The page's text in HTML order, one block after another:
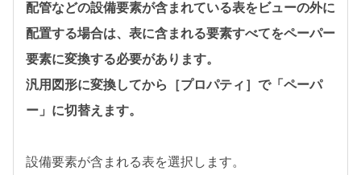
配管などの設備要素が含まれている表をビューの外に
配置する場合は、表に含まれる要素すべてをペーパー
要素に変換する必要があります。
汎用図形に変換してから［プロパティ］で「ペーパ
ー」に切替えます。
設備要素が含まれる表を選択します。